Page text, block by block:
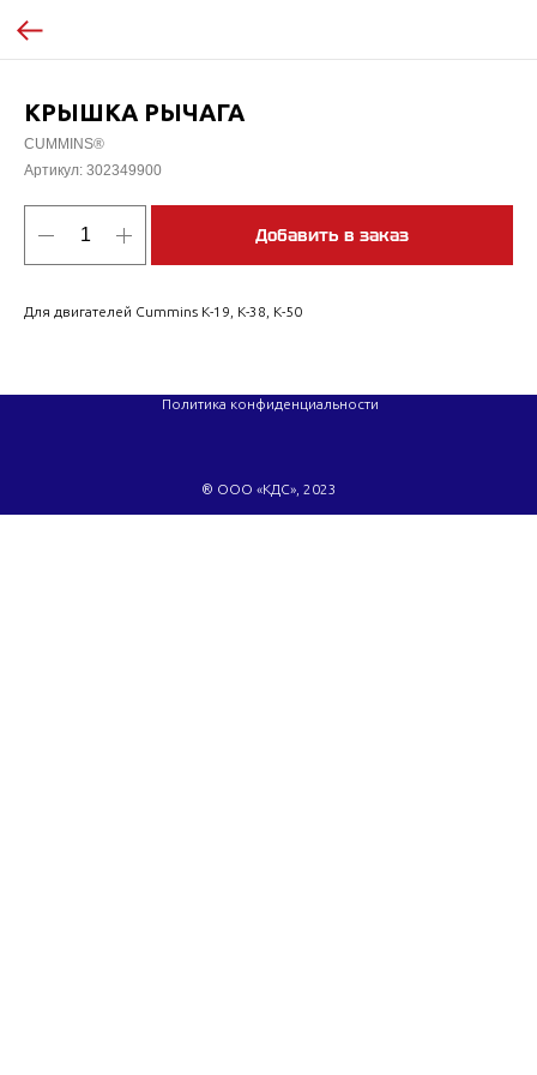
КРЫШКА РЫЧАГА
CUMMINS®
Артикул: 302349900
Добавить в заказ
Для двигателей Cummins K-19, K-38, K-50
® ООО «КДС», 2023
Политика конфиденциальности